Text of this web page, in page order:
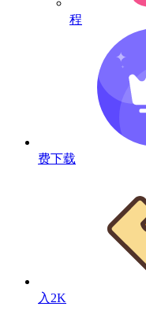
程
费下载
入2K